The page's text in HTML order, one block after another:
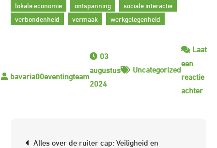
lokale economie
ontspanning
sociale interactie
verbondenheid
vermaak werkgelegenheid
03
augustus
2024
Uncategorized
Laat
een
reactie
achterop
Alles over de ruiter cap: Veiligheid en